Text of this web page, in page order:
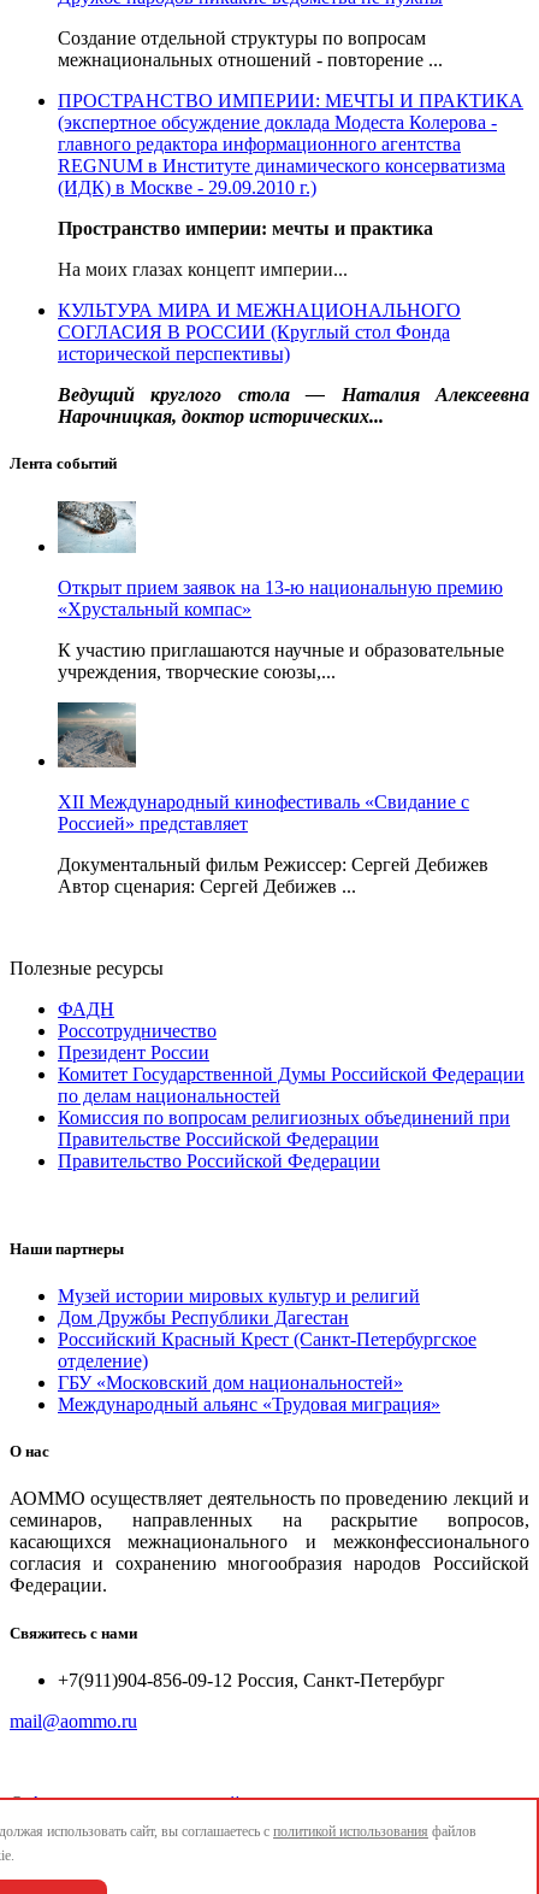
Создание отдельной структуры по вопросам
межнациональных отношений - повторение ...
ПРОСТРАНСТВО ИМПЕРИИ: МЕЧТЫ И ПРАКТИКА
(экспертное обсуждение доклада Модеста Колерова -
главного редактора информационного агентства
REGNUM в Институте динамического консерватизма
(ИДК) в Москве - 29.09.2010 г.)
Пространство империи: мечты и практика
На моих глазах концепт империи...
КУЛЬТУРА МИРА И МЕЖНАЦИОНАЛЬНОГО
СОГЛАСИЯ В РОССИИ (Круглый стол Фонда
исторической перспективы)
Ведущий круглого стола — Наталия Алексеевна
Нарочницкая, доктор исторических...
Лента событий
Открыт прием заявок на 13-ю национальную премию
«Хрустальный компас»
К участию приглашаются научные и образовательные
учреждения, творческие союзы,...
XII Международный кинофестиваль «Свидание с
Россией» представляет
Документальный фильм Режиссер: Сергей Дебижев
Автор сценария: Сергей Дебижев ...
Полезные ресурсы
ФАДН
Россотрудничество
Президент России
Комитет Государственной Думы Российской Федерации
по делам национальностей
Комиссия по вопросам религиозных объединений при
Правительстве Российской Федерации
Правительство Российской Федерации
Наши партнеры
Музей истории мировых культур и религий
Дом Дружбы Республики Дагестан
Российский Красный Крест (Санкт-Петербургское
отделение)
ГБУ «Московский дом национальностей»
Международный альянс «Трудовая миграция»
О нас
АОММО осуществляет деятельность по проведению лекций и
семинаров, направленных на раскрытие вопросов,
касающихся межнационального и межконфессионального
согласия и сохранению многообразия народов Российской
Федерации.
Свяжитесь с нами
+7(911)904-856-09-12 Россия, Санкт-Петербург
mail@aommo.ru
© Ассоциация организаций по реализации национальных
проектов и достижению национальных целей развития
mail@aommo.ru
использовать сайт, вы соглашаетесь с политикой использования файлов